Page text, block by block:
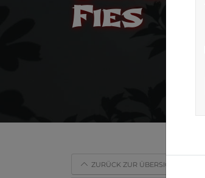
Fies
ZURÜCK ZUR ÜBERSICHT